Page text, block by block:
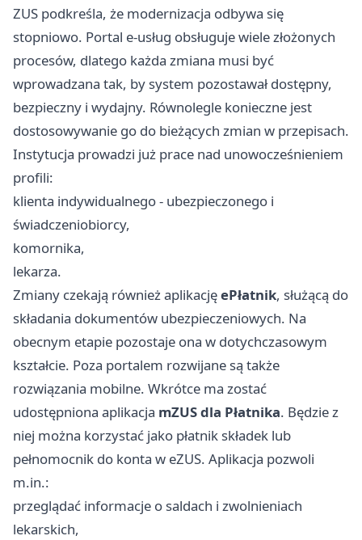
ZUS podkreśla, że modernizacja odbywa się
stopniowo. Portal e-usług obsługuje wiele złożonych
procesów, dlatego każda zmiana musi być
wprowadzana tak, by system pozostawał dostępny,
bezpieczny i wydajny. Równolegle konieczne jest
dostosowywanie go do bieżących zmian w przepisach.
Instytucja prowadzi już prace nad unowocześnieniem
profili:
klienta indywidualnego - ubezpieczonego i
świadczeniobiorcy,
komornika,
lekarza.
Zmiany czekają również aplikacjęePłatnik, służącą do
składania dokumentów ubezpieczeniowych. Na
obecnym etapie pozostaje ona w dotychczasowym
kształcie. Poza portalem rozwijane są także
rozwiązania mobilne. Wkrótce ma zostać
udostępniona aplikacja mZUS dla Płatnika. Będzie z
niej można korzystać jako płatnik składek lub
pełnomocnik do konta w eZUS. Aplikacja pozwoli
m.in.:
przeglądać informacje o saldach i zwolnieniach
lekarskich,